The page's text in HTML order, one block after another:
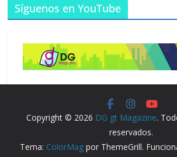
Síguenos en YouTube
Copyright © 2026 DG gt Magazine.
reservados.
Tema: ColorMagpor ThemeGrill.